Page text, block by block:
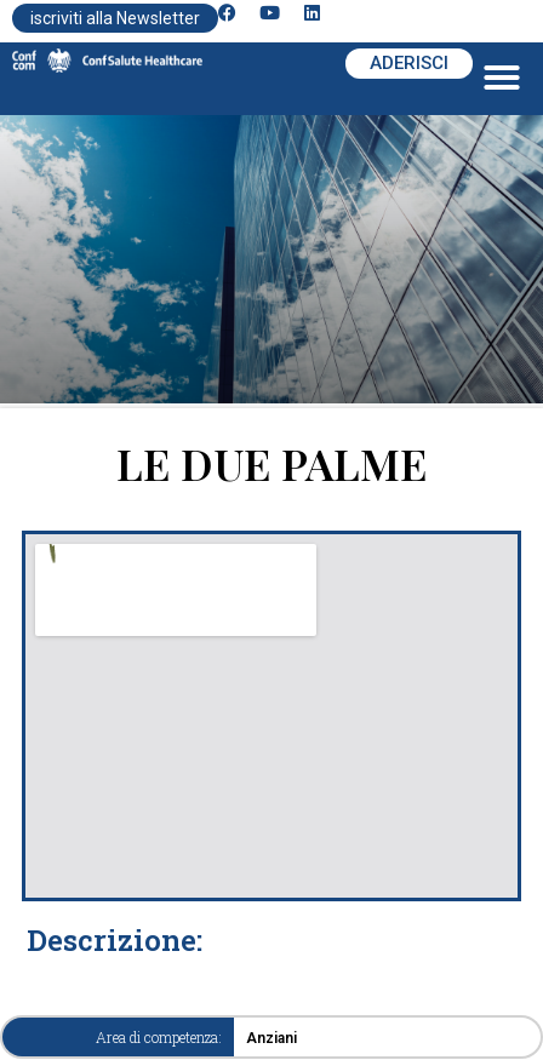
iscriviti alla Newsletter
ADERISCI
LE DUE PALME
Descrizione:
Area di competenza: Anziani